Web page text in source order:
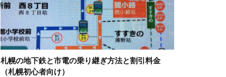
札幌の地下鉄と市電の乗り継ぎ方法と割引料金
（札幌初心者向け）